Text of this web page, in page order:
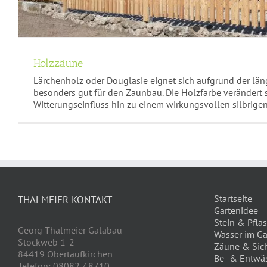
Holzzäune
Lärchenholz oder Douglasie eignet sich aufgrund der
besonders gut für den Zaunbau. Die Holzfarbe verändert
Witterungseinfluss hin zu einem wirkungsvollen
THALMEIER KONTAKT
Georg Thalmeier Galabau
Stockweb 1-2
84419 Obertaufkirchen
Startseite
Gartenidee
Stein &
Wasser im
Zäune &
Be- &